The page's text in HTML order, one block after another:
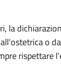
la
o
rispettare